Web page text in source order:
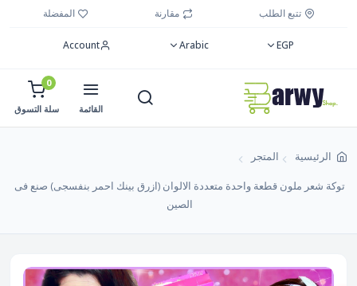
تتبع الطلب مقارنة المفضلة
EGP
Arabic
Account
القائمة
0
سلة التسوق
الرئيسية المتجر
توكة شعر ملون قطعة واحدة متعددة الالوان (ازرق بينك احمر بنفسجى) صنع فى
الصين